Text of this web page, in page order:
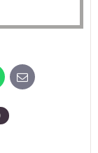
E-
mail